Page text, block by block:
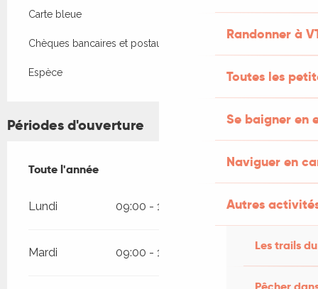
Randonner à
Toutes les
Se baigner en
Naviguer en
Autres
Les trails
Carte bleue
Chèques bancaires et postaux
Espèce
Périodes d'ouverture
Toute l'année
Toute l'année
Lundi 09:00 - 12:00 14:00 - 18:00
Mardi 09:00 - 12:00 14:00 - 18:00